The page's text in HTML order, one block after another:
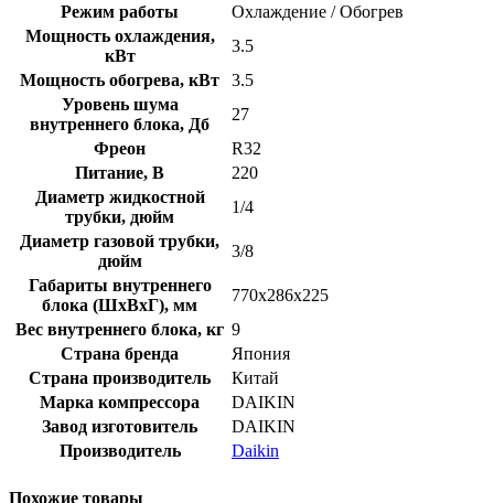
Режим работы
Охлаждение / Обогрев
Мощность охлаждения,
кВт
3.5
Мощность обогрева, кВт
3.5
Уровень шума
внутреннего блока, Дб
27
Фреон
R32
Питание, В
220
Диаметр жидкостной
трубки, дюйм
1/4
Диаметр газовой трубки,
дюйм
3/8
Габариты внутреннего
блока (ШхВхГ), мм
770x286x225
Вес внутреннего блока, кг 9
Страна бренда
Япония
Страна производитель
Китай
Марка компрессора
DAIKIN
Завод изготовитель
DAIKIN
Производитель
Daikin
Похожие товары